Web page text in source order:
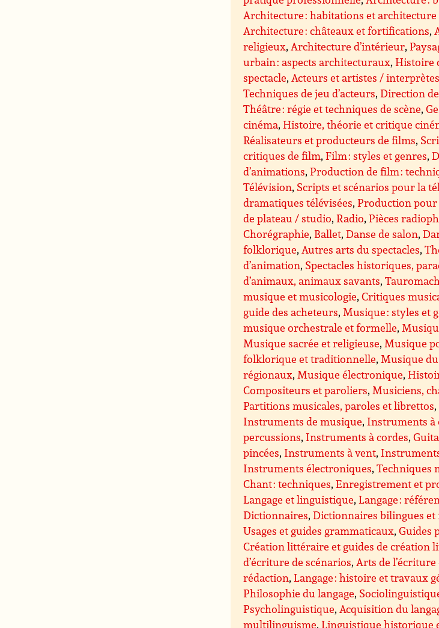
Architecture : habitations et
Architecture : châteaux et fortifications,
religieux,Architecture d’intérieur,
urbain : aspects architecturaux,Histoire
spectacle,Acteurs et artistes / interprètes
Techniques de jeu d’acteurs,Direction
Théâtre : régie et techniques de scène,
cinéma,Histoire, théorie et critique
Réalisateurs et producteurs de films,
critiques de film,Film : styles et genres,
d’animations,Production de film :
Télévision, Scripts et scénarios pour la
dramatiques télévisées,Production pour
de plateau / studio,Radio,Pièces
Chorégraphie, Ballet,Danse de salon,
folklorique,Autres arts du spectacles,
d’animation, Spectacles historiques,
d’animaux, animaux savants,
musique et musicologie,Critiques
guide des acheteurs,Musique : styles et
musique orchestrale et formelle,
Musique sacrée et religieuse,Musique
folklorique et traditionnelle,Musique
régionaux,Musique électronique,
Compositeurs et paroliers,Musiciens,
Partitions musicales, paroles et librettos,
Instruments de musique, Instruments à
percussions, Instruments à cordes,
pincées, Instruments à vent,
Instruments électroniques,Techniques
Chant : techniques,Enregistrement et
Langage et linguistique,Langage :
Dictionnaires,Dictionnaires bilingues
Usages et guides grammaticaux,Guides
Création littéraire et guides de création
d’écriture de scénarios,Arts de
rédaction,Langage : histoire et travaux
Philosophie du langage,
Psycholinguistique,Acquisition du
multilinguisme,Linguistique historique